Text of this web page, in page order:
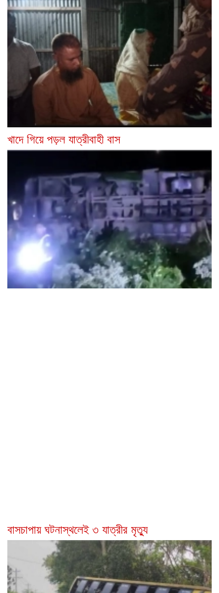
খাদে গিয়ে পড়ল যাত্রীবাহী বাস
বাসচাপায় ঘটনাস্থলেই ৩ যাত্রীর মৃত্যু